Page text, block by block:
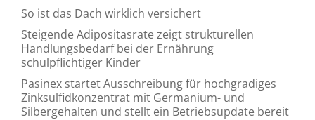
So ist das Dach wirklich versichert
Steigende Adipositasrate zeigt strukturellen
Handlungsbedarf bei der Ernährung
schulpflichtiger Kinder
Pasinex startet Ausschreibung für hochgradiges
Zinksulfidkonzentrat mit Germanium- und
Silbergehalten und stellt ein Betriebsupdate bereit